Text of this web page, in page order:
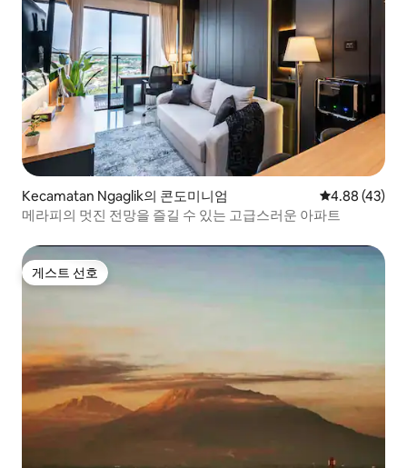
Kecamatan Ngaglik의 콘도미니엄 평점 4.88점(5
4.88 (43)
메라피의 멋진 전망을 즐길 수 있는 고급스러운 아파트
게스트 선호
게스트 선호